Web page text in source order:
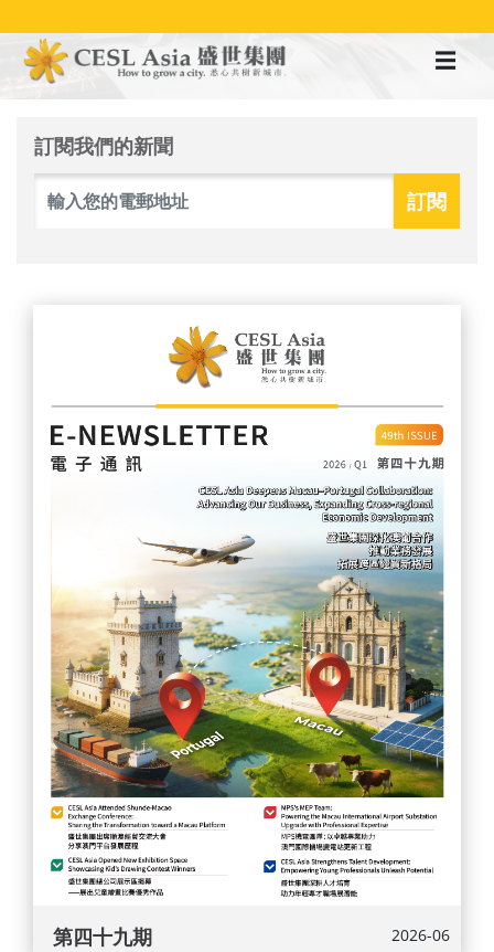
至
訂閱我們的新聞
第四十九期 2026-06